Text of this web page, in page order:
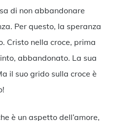
di non abbandonare
Per questo, la speranza
Cristo nella croce, prima
abbandonato. La sua
il suo grido sulla croce è
è un aspetto dell’amore,